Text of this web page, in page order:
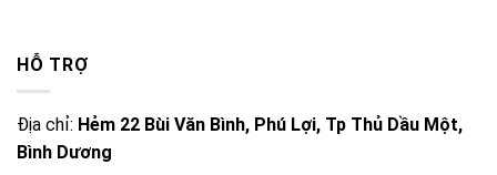
HỖ TRỢ
Địa chỉ: Hẻm 22 Bùi Văn Bình, Phú Lợi, Tp Thủ Dầu Một,
Bình Dương